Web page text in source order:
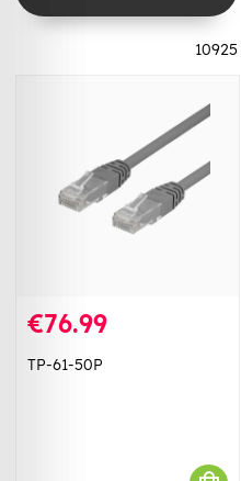
10925
€76.99
TP-61-50P